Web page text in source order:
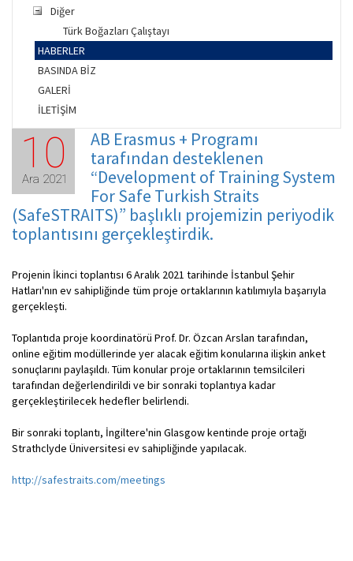
Diğer
Türk Boğazları Çalıştayı
HABERLER
BASINDA BİZ
GALERİ
İLETİŞİM
10
Ara 2021
AB Erasmus + Programı
tarafından desteklenen
“Development of Training System
For Safe Turkish Straits
(SafeSTRAITS)” başlıklı projemizin periyodik
toplantısını gerçekleştirdik.
Projenin İkinci toplantısı 6 Aralık 2021 tarihinde İstanbul Şehir
Hatları'nın ev sahipliğinde tüm proje ortaklarının katılımıyla başarıyla
gerçekleşti.
Toplantıda proje koordinatörü Prof. Dr. Özcan Arslan tarafından,
online eğitim modüllerinde yer alacak eğitim konularına ilişkin anket
sonuçlarını paylaşıldı. Tüm konular proje ortaklarının temsilcileri
tarafından değerlendirildi ve bir sonraki toplantıya kadar
gerçekleştirilecek hedefler belirlendi.
Bir sonraki toplantı, İngiltere'nin Glasgow kentinde proje ortağı
Strathclyde Üniversitesi ev sahipliğinde yapılacak.
http://safestraits.com/meetings